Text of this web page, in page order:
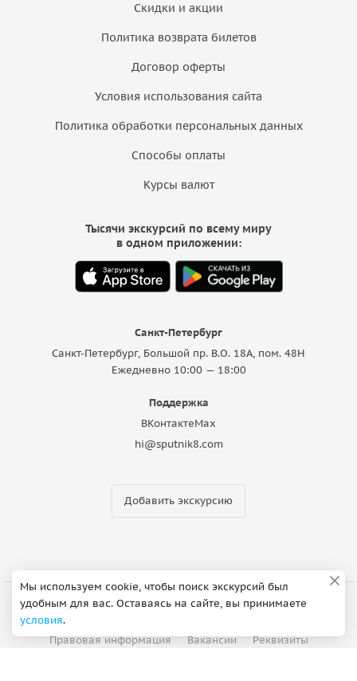
Скидки и акции
Политика возврата билетов
Договор оферты
Условия использования сайта
Политика обработки персональных данных
Способы оплаты
Курсы валют
Санкт-Петербург
Санкт-Петербург, Большой пр. В.О. 18A, пом. 48Н
Ежедневно 10:00 — 18:00
Поддержка
ВКонтактеMax
hi@sputnik8.com
Добавить экскурсию
Тысячи экскурсий по всему миру
в одном приложении:
Правовая информация
Вакансии
Реквизиты
Мы используем cookie, чтобы поиск экскурсий был
удобным для вас. Оставаясь на сайте, вы принимаете
условия.